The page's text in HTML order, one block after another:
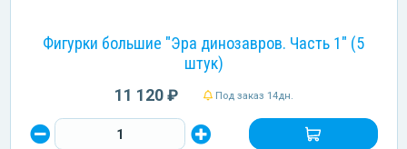
Фигурки большие "Эра динозавров. Часть 1" (5
штук)
11 120 ₽ Под заказ 14дн.